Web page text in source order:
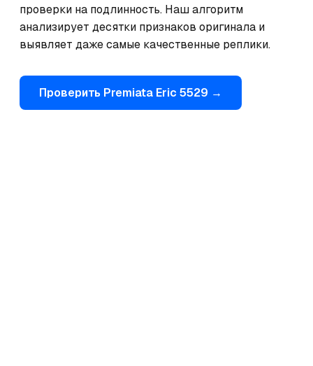
проверки на подлинность. Наш алгоритм
анализирует десятки признаков оригинала и
выявляет даже самые качественные реплики.
Проверить Premiata Eric 5529 →